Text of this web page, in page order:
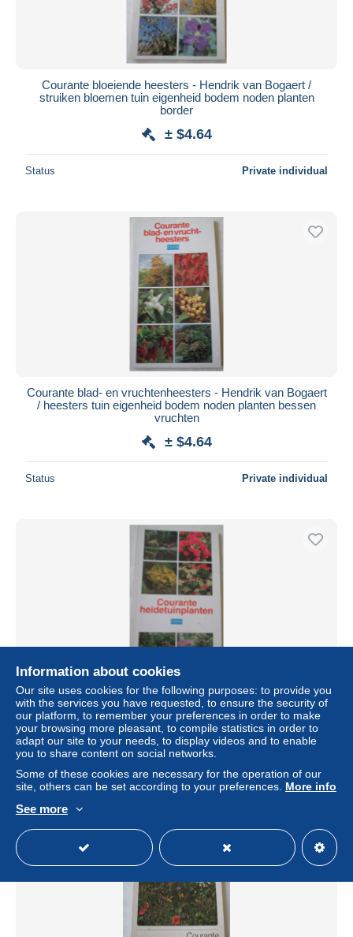
Courante bloeiende heesters - Hendrik van Bogaert /
struiken bloemen tuin eigenheid bodem noden planten
border
± $4.64
Status Private individual
Courante blad- en vruchtenheesters - Hendrik van Bogaert
/ heesters tuin eigenheid bodem noden planten bessen
vruchten
± $4.64
Status Private individual
Courante heidetuinplanten - Marcel Meeus / heide tuin
eigenheid bodem noden planten bloei
± $4.64
Status Private individual
Information about cookies
Our site uses cookies for the following purposes: to provide you
with the services you have requested, to ensure the security of
our platform, to remember your preferences in order to make
your browsing more pleasant, to compile statistics in order to
adapt our site to your needs, to display videos and to enable
you to share content on social networks.
Some of these cookies are necessary for the operation of our
site, others can be set according to your preferences. More info
See more